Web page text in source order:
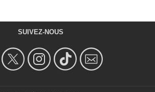
SUIVEZ-NOUS